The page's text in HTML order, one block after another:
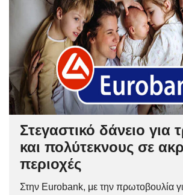
Στεγαστικό δάνειο για
και πολύτεκνους σε
περιοχές
Στην Eurobank, με την πρωτοβουλία